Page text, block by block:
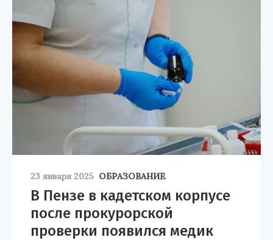
23 января 2025 ОБРАЗОВАНИЕ
В Пензе в кадетском корпусе
после прокурорской
проверки появился медик